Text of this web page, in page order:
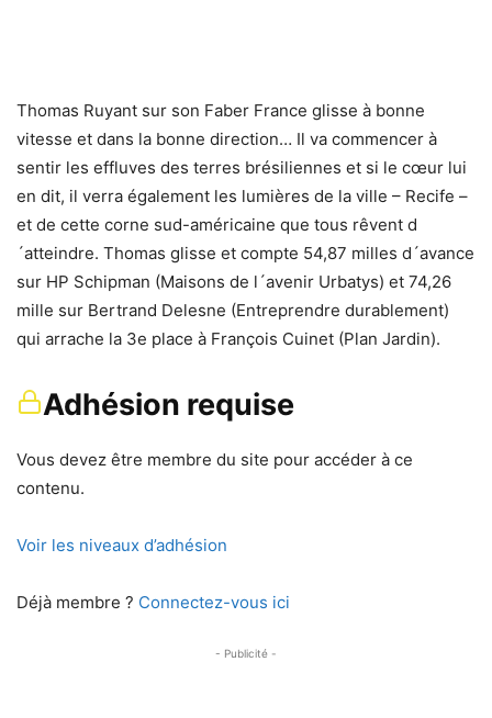
Thomas Ruyant sur son Faber France glisse à bonne
vitesse et dans la bonne direction… Il va commencer à
sentir les effluves des terres brésiliennes et si le cœur lui
en dit, il verra également les lumières de la ville – Recife –
et de cette corne sud-américaine que tous rêvent d
´atteindre. Thomas glisse et compte 54,87 milles d´avance
sur HP Schipman (Maisons de l´avenir Urbatys) et 74,26
mille sur Bertrand Delesne (Entreprendre durablement)
qui arrache la 3e place à François Cuinet (Plan Jardin).
Adhésion requise
Vous devez être membre du site pour accéder à ce
contenu.
Voir les niveaux d’adhésion
Déjà membre ? Connectez-vous ici
- Publicité -